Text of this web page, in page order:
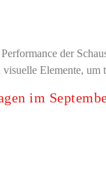
der
Elemente,
im